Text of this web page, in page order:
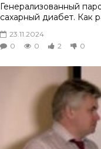
Генерализованный
сахарный диабет. Как
23.11.2024
0
0 2 0